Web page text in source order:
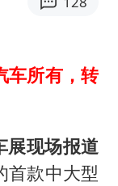
费会更低吗
女子利用漏洞0元买了3千台电器
《歌手》歌王之战帮唱嘉宾官宣
新华社权威快报|我国编制完成新版全月地质图
车所有，转
展现场报道
首款中大型